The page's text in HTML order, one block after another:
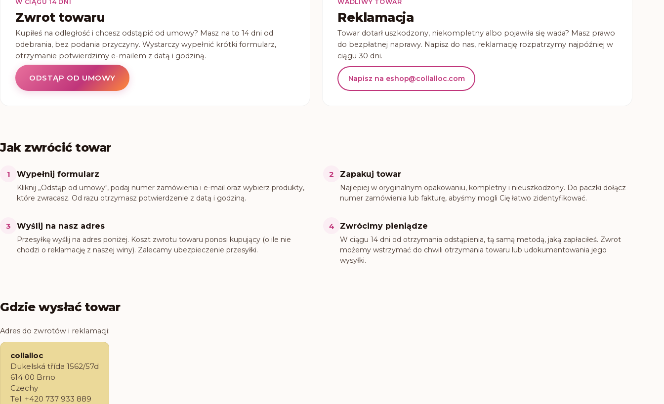
W CIĄGU 14 DNI
Zwrot towaru
Kupiłeś na odległość i chcesz odstąpić od umowy? Masz na to 14 dni od
odebrania, bez podania przyczyny. Wystarczy wypełnić krótki formularz,
otrzymanie potwierdzimy e-mailem z datą i godziną.
ODSTĄP OD UMOWY
WADLIWY TOWAR
Reklamacja
Towar dotarł uszkodzony, niekompletny albo pojawiła się wada? Masz prawo
do bezpłatnej naprawy. Napisz do nas, reklamację rozpatrzymy najpóźniej w
ciągu 30 dni.
Napisz na eshop@collalloc.com
Jak zwrócić towar
1 Wypełnij formularz
Kliknij „Odstąp od umowy", podaj numer zamówienia i e-mail oraz wybierz produkty,
które zwracasz. Od razu otrzymasz potwierdzenie z datą i godziną.
2 Zapakuj towar
Najlepiej w oryginalnym opakowaniu, kompletny i nieuszkodzony. Do paczki dołącz
numer zamówienia lub fakturę, abyśmy mogli Cię łatwo zidentyfikować.
3 Wyślij na nasz adres
Przesyłkę wyślij na adres poniżej. Koszt zwrotu towaru ponosi kupujący (o ile nie
chodzi o reklamację z naszej winy). Zalecamy ubezpieczenie przesyłki.
4 Zwrócimy pieniądze
W ciągu 14 dni od otrzymania odstąpienia, tą samą metodą, jaką zapłaciłeś. Zwrot
możemy wstrzymać do chwili otrzymania towaru lub udokumentowania jego
wysyłki.
Gdzie wysłać towar
Adres do zwrotów i reklamacji:
collalloc
Dukelská třída 1562/57d
614 00 Brno
Czechy
Tel: +420 737 933 889